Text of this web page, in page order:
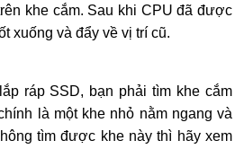
khe cắm. Sau khi CPU đã được
xuống và đẩy về vị trí cũ.
ráp SSD, bạn phải tìm khe cắm
là một khe nhỏ nằm ngang và
tìm được khe này thì hãy xem